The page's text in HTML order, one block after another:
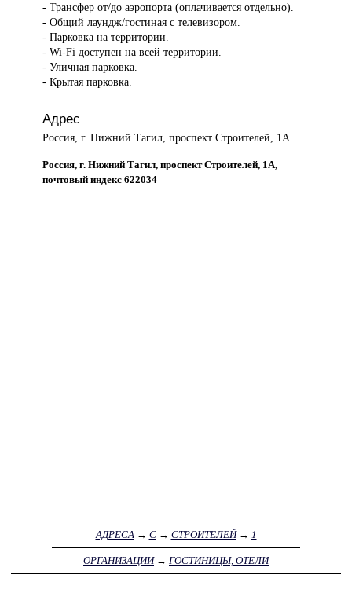
- Трансфер от/до аэропорта (оплачивается отдельно).
- Общий лаундж/гостиная с телевизором.
- Парковка на территории.
- Wi-Fi доступен на всей территории.
- Уличная парковка.
- Крытая парковка.
Адрес
Россия, г. Нижний Тагил, проспект Строителей, 1А
Россия, г. Нижний Тагил, проспект Строителей, 1А,
почтовый индекс 622034
АДРЕСА→ С→ СТРОИТЕЛЕЙ→ 1
ОРГАНИЗАЦИИ→ ГОСТИНИЦЫ, ОТЕЛИ